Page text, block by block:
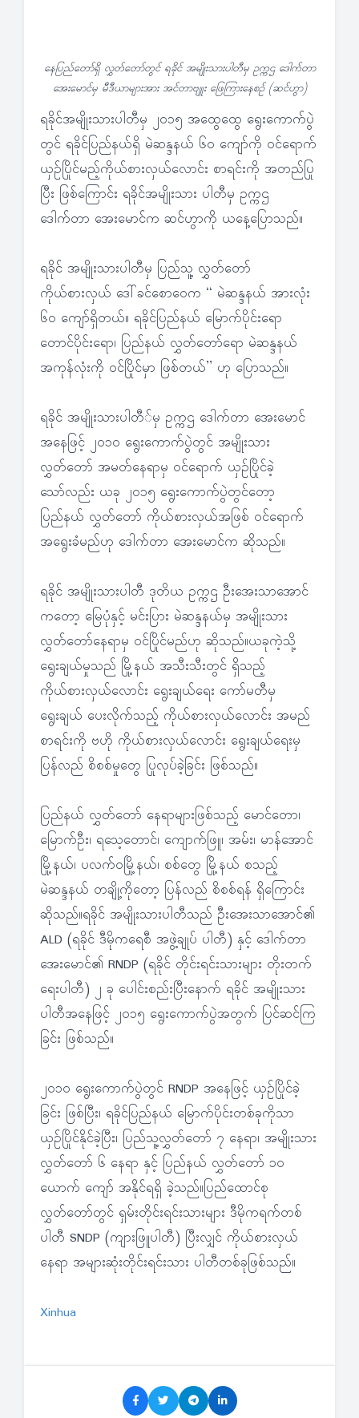
နေပြည်တော်ရှိ လွှတ်တော်တွင် ရခိုင် အမျိုးသားပါတီမှ ဥက္ကဌ ဒေါက်တာ
အေးမောင်မှ မီဒီယာများအား အင်တာဗျူး ဖြေကြားနေစဉ် (ဆင်ဟွာ)
ရခိုင်အမျိုးသားပါတီမှ ၂၀၁၅ အထွေထွေ ရွေးကောက်ပွဲ
တွင် ရခိုင်ပြည်နယ်ရှိ မဲဆန္ဒနယ် ၆၀ ကျော်ကို ဝင်ရောက်
ယှဉ်ပြိုင်မည့်ကိုယ်စားလှယ်လောင်း စာရင်းကို အတည်ပြု
ပြီး ဖြစ်ကြောင်း ရခိုင်အမျိုးသား ပါတီမှ ဥက္ကဌ
ဒေါက်တာ အေးမောင်က ဆင်ဟွာကို ယနေ့ပြောသည်။
ရခိုင် အမျိုးသားပါတီမှ ပြည်သူ့ လွှတ်တော်
ကိုယ်စားလှယ် ဒေါ်ခင်စောဝေက “ မဲဆန္ဒနယ် အားလုံး
၆၀ ကျော်ရှိတယ်။ ရခိုင်ပြည်နယ် မြောက်ပိုင်းရော
တောင်ပိုင်းရော၊ ပြည်နယ် လွှတ်တော်ရော မဲဆန္ဒနယ်
အကုန်လုံးကို ဝင်ပြိုင်မှာ ဖြစ်တယ်’’ ဟု ပြောသည်။
ရခိုင် အမျိုးသားပါတီ်မှ ဥက္ကဌ ဒေါက်တာ အေးမောင်
အနေဖြင့် ၂၀၁၀ ရွေးကောက်ပွဲတွင် အမျိုးသား
လွှတ်တော် အမတ်နေရာမှ ဝင်ရောက် ယှဉ်ပြိုင်ခဲ့
သော်လည်း ယခု ၂၀၁၅ ရွေးကောက်ပွဲတွင်တော့
ပြည်နယ် လွှတ်တော် ကိုယ်စားလှယ်အဖြစ် ဝင်ရောက်
အရွေးခံမည်ဟု ဒေါက်တာ အေးမောင်က ဆိုသည်။
ရခိုင် အမျိုးသားပါတီ ဒုတိယ ဥက္ကဌ ဦးအေးသာအောင်
ကတော့ မြေပုံနှင့် မင်းပြား မဲဆန္ဒနယ်မှ အမျိုးသား
လွှတ်တော်နေရာမှ ဝင်ပြိုင်မည်ဟု ဆိုသည်။ယခုကဲ့သို့
ရွေးချယ်မှုသည် မြို့နယ် အသီးသီးတွင် ရှိသည့်
ကိုယ်စားလှယ်လောင်း ရွေးချယ်ရေး ကော်မတီမှ
ရွေးချယ် ပေးလိုက်သည့် ကိုယ်စားလှယ်လောင်း အမည်
စာရင်းကို ဗဟို ကိုယ်စားလှယ်လောင်း ရွေးချယ်ရေးမှ
ပြန်လည် စိစစ်မှုတွေ ပြုလုပ်ခဲ့ခြင်း ဖြစ်သည်။
ပြည်နယ် လွှတ်တော် နေရာများဖြစ်သည့် မောင်တော၊
မြောက်ဦး၊ ရသေ့တောင်၊ ကျောက်ဖြူ၊ အမ်း၊ မာန်အောင်
မြို့နယ်၊ ပလက်ဝမြို့နယ်၊ စစ်တွေ မြို့နယ် စသည့်
မဲဆန္ဒနယ် တချို့ကိုတော့ ပြန်လည် စိစစ်ရန် ရှိကြောင်း
ဆိုသည်။ရခိုင် အမျိုးသားပါတီသည် ဦးအေးသာအောင်၏
ALD (ရခိုင် ဒီမိုကရေစီ အဖွဲ့ချုပ် ပါတီ) နှင့် ဒေါက်တာ
အေးမောင်၏ RNDP (ရခိုင် တိုင်းရင်းသားများ တိုးတက်
ရေးပါတီ) ၂ ခု ပေါင်းစည်းပြီးနောက် ရခိုင် အမျိုးသား
ပါတီအနေဖြင့် ၂၀၁၅ ရွေးကောက်ပွဲအတွက် ပြင်ဆင်ကြ
ခြင်း ဖြစ်သည်။
၂၀၁၀ ရွေးကောက်ပွဲတွင် RNDP အနေဖြင့် ယှဉ်ပြိုင်ခဲ့
ခြင်း ဖြစ်ပြီး၊ ရခိုင်ပြည်နယ် မြောက်ပိုင်းတစ်ခုကိုသာ
ယှဉ်ပြိုင်နိုင်ခဲ့ပြီး၊ ပြည်သူ့လွှတ်တော် ၇ နေရာ၊ အမျိုးသား
လွှတ်တော် ၆ နေရာ နှင့် ပြည်နယ် လွှတ်တော် ၁၀
ယောက် ကျော် အနိုင်ရရှိ ခဲ့သည်။ပြည်ထောင်စု
လွှတ်တော်တွင် ရှမ်းတိုင်းရင်းသားများ ဒီမိုကရက်တစ်
ပါတီ SNDP (ကျားဖြူပါတီ) ပြီးလျှင် ကိုယ်စားလှယ်
နေရာ အများဆုံးတိုင်းရင်းသား ပါတီတစ်ခုဖြစ်သည်။
Xinhua